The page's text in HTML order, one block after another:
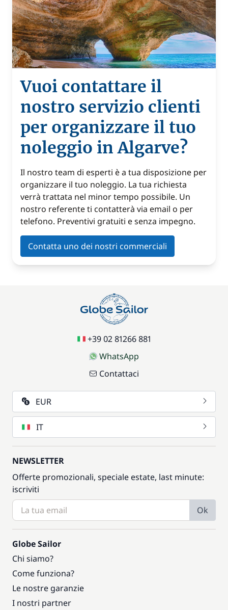
Vuoi contattare il
nostro servizio clienti
per organizzare il tuo
noleggio in Algarve?
Il nostro team di esperti è a tua disposizione per
organizzare il tuo noleggio. La tua richiesta
verrà trattata nel minor tempo possibile. Un
nostro referente ti contatterà via email o per
telefono. Preventivi gratuiti e senza impegno.
Contatta uno dei nostri commerciali
+39 02 81266 881
WhatsApp
Contattaci
EUR
IT
NEWSLETTER
Offerte promozionali, speciale estate, last minute:
iscriviti
Ok
Globe Sailor
Chi siamo?
Come funziona?
Le nostre garanzie
I nostri partner